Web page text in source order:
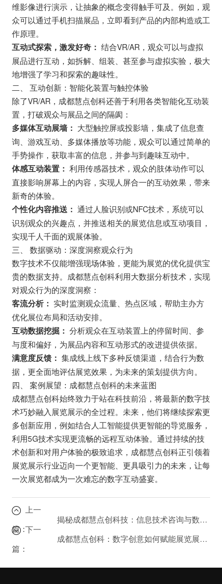
维影像进行演示，让抽象的概念变得触手可及。例如，观
众可以通过手机扫描展品，立即看到产品的内部构造或工
作原理。
互动式探索，激发好奇： 结合VR/AR，观众可以与虚拟
展品进行互动，如拆解、组装、甚至参与虚拟实验，极大
地增强了学习和探索的趣味性。
二、 互动创新：智能化装置与触控体验
除了VR/AR，成都慧点创科还善于利用各类智能化互动装
置，打破观众与展品之间的隔阂：
多媒体互动展墙： 大型触控屏或投影墙，集成了信息查
询、游戏互动、多媒体播放等功能，观众可以通过简单的
手势操作，获取丰富的信息，并参与到趣味互动中。
体感互动装置： 利用传感器技术，观众的肢体动作可以
直接影响屏幕上的内容，实现人屏合一的互动效果，带来
新奇的体验。
个性化内容推送： 通过人脸识别或NFC技术，系统可以
识别观众的兴趣点，并推送相关的展览信息或互动项目，
实现千人千面的观展体验。
三、 数据驱动：深度洞察观众行为
数字技术不仅能增强现场体验，更能为展览的优化提供宝
贵的数据支持。成都慧点创科利用大数据分析技术，实现
对观众行为的深度洞察：
客流分析： 实时监测观众流量、热点区域，帮助主办方
优化展位布局和活动安排。
互动数据挖掘： 分析观众在互动装置上的停留时间、参
与度和偏好，为展品内容和互动形式的改进提供依据。
满意度反馈： 集成线上线下多种反馈渠道，结合行为数
据，更全面地评估展览效果，为未来的策划提供方向。
四、 案例展望：成都慧点创科的未来蓝图
成都慧点创科始终致力于站在科技前沿，将最新的数字技
术巧妙融入展览展示的全过程。未来，他们将继续探索更
多创新应用，例如结合人工智能提供更智能的导览服务，
利用5G技术实现更流畅的远程互动体验。通过持续的技
术创新和对用户体验的极致追求，成都慧点创科正引领着
展览展示行业迈向一个更智能、更具吸引力的未来，让每
一次展览都成为一次难忘的数字互动盛宴。
上一
篇：
揭秘成都慧点创科技：信息技术咨询与数字文创的深度融合
下一
篇：
成都慧点创科：数字创意如何赋能展览展示？